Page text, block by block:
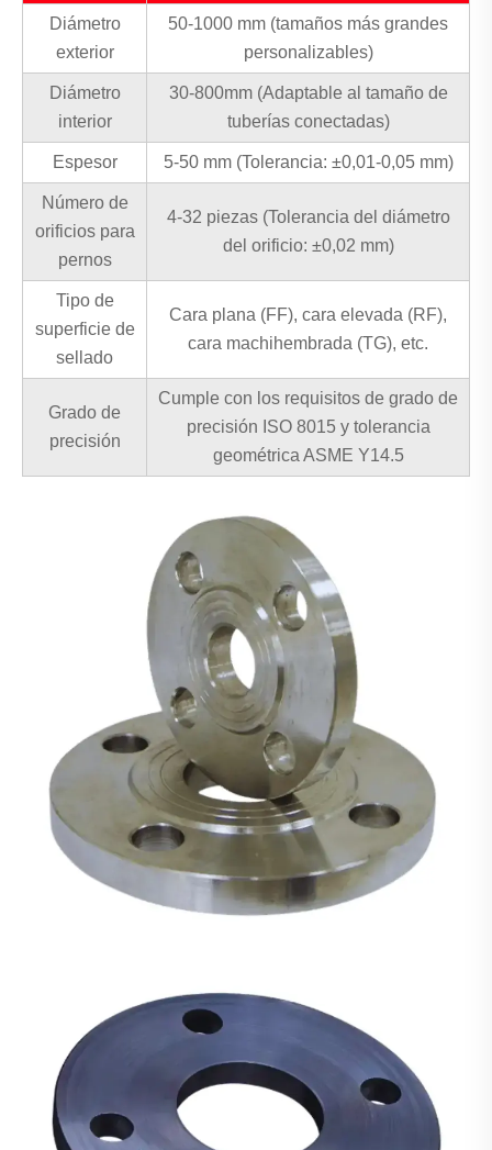
Diámetro
exterior
50-1000 mm (tamaños más grandes
personalizables)
Diámetro
interior
30-800mm (Adaptable al tamaño de
tuberías conectadas)
Espesor 5-50 mm (Tolerancia: ±0,01-0,05 mm)
Número de
orificios para
pernos
4-32 piezas (Tolerancia del diámetro
del orificio: ±0,02 mm)
Tipo de
superficie de
sellado
Cara plana (FF), cara elevada (RF),
cara machihembrada (TG), etc.
Grado de
precisión
Cumple con los requisitos de grado de
precisión ISO 8015 y tolerancia
geométrica ASME Y14.5